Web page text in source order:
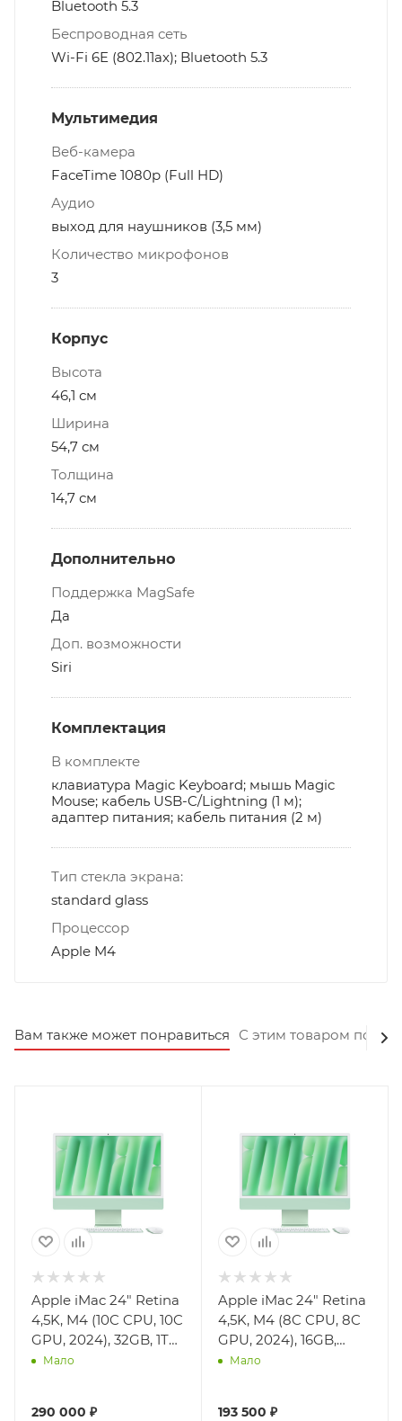
Bluetooth 5.3
Беспроводная сеть
Wi-Fi 6E (802.11ax); Bluetooth 5.3
Мультимедия
Веб-камера
FaceTime 1080p (Full HD)
Аудио
выход для наушников (3,5 мм)
Количество микрофонов
3
Корпус
Высота
46,1 см
Ширина
54,7 см
Толщина
14,7 см
Дополнительно
Поддержка MagSafe
Да
Доп. возможности
Siri
Комплектация
В комплекте
клавиатура Magic Keyboard; мышь Magic
Mouse; кабель USB-C/Lightning (1 м);
адаптер питания; кабель питания (2 м)
Тип стекла экрана:
standard glass
Процессор
Apple M4
Вам также может понравиться С этим товаром
Apple iMac 24" Retina
4,5K, M4 (10C CPU, 10C
GPU, 2024), 32GB, 1TB
SSD, Green (зелёный)
Мало
290 000 ₽
Apple iMac 24" Retina
4,5K, M4 (8C CPU, 8C
GPU, 2024), 16GB,
512GB SSD, Green
Мало
193 500 ₽